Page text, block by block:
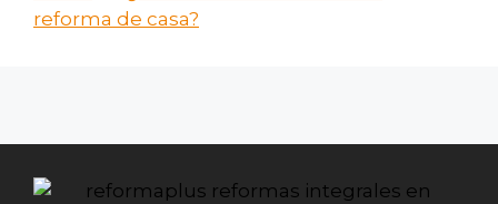
reforma de casa?